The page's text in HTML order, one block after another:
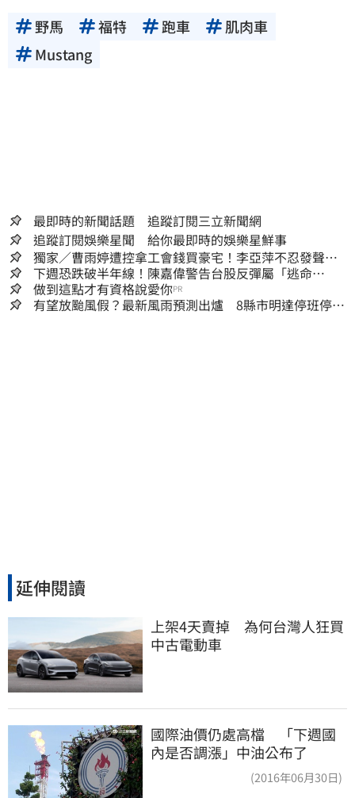
野馬 福特 跑車
肌肉車
Mustang
最即時的新聞話題 追蹤訂閱三立新聞網
追蹤訂閱娛樂星聞 給你最即時的娛樂星鮮事
獨家／曹雨婷遭控拿工會錢買豪宅！李亞萍不忍發聲：
余天管工會都貼錢
下週恐跌破半年線！陳嘉偉警告台股反彈屬「逃命
波」：空頭大屠殺剛開始
做到這點才有資格說愛你PR
有望放颱風假？最新風雨預測出爐 8縣市明達停班停課
延伸閱讀
上架4天賣掉　為何台灣人狂買
中古電動車
國際油價仍處高檔 「下週國
內是否調漲」中油公布了
(2016年06月30日)